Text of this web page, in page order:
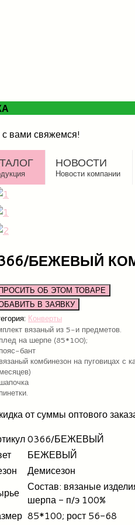
вами свяжемся!
НОВОСТИ
Новости компании
БЕЖЕВЫЙ
ОБ ЭТОМ ТОВАРЕ
Конверты
вязаный из 5-и предметов.
плед на шерпе (85*100);
пояс-бант
вязаный комбинезон на пуговицах
месяцев)
шапочка
пинетки.
от суммы оптового
0366/БЕЖЕВЫЙ
БЕЖЕВЫЙ
Демисезон
Состав: вязаные
шерпа - п/э 100%
85*100; рост 56-68